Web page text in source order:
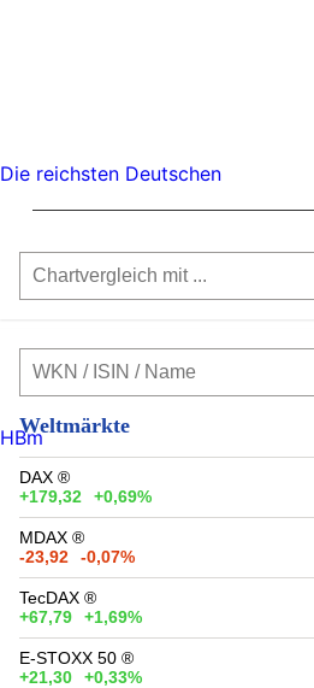
Weltmärkte
DAX ®
+179,32
+0,69%
MDAX ®
-23,92
-0,07%
TecDAX ®
+67,79
+1,69%
E-STOXX 50 ®
+21,30
+0,33%
Die reichsten Deutschen
HBm